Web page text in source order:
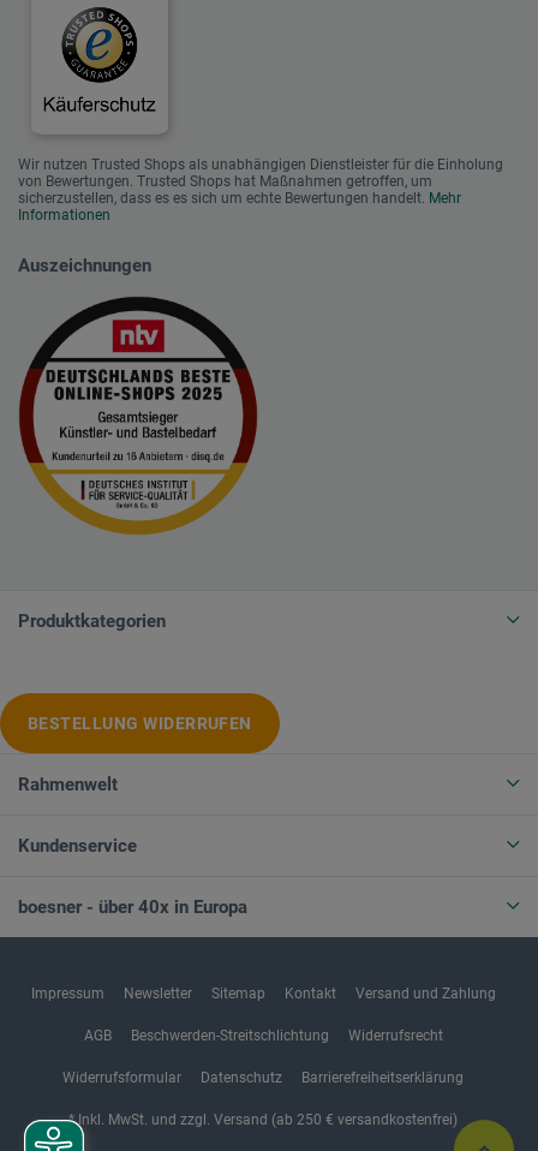
Wir nutzen Trusted Shops als unabhängigen Dienstleister für die Einholung
von Bewertungen. Trusted Shops hat Maßnahmen getroffen, um
sicherzustellen, dass es es sich um echte Bewertungen handelt. Mehr
Informationen
Auszeichnungen
Produktkategorien
BESTELLUNG WIDERRUFEN
Rahmenwelt
Kundenservice
boesner - über 40x in Europa
Impressum Newsletter Sitemap Kontakt Versand und Zahlung
AGB Beschwerden-Streitschlichtung Widerrufsrecht
Widerrufsformular Datenschutz Barrierefreiheitserklärung
* Inkl. MwSt. und zzgl. Versand (ab 250 € versandkostenfrei)